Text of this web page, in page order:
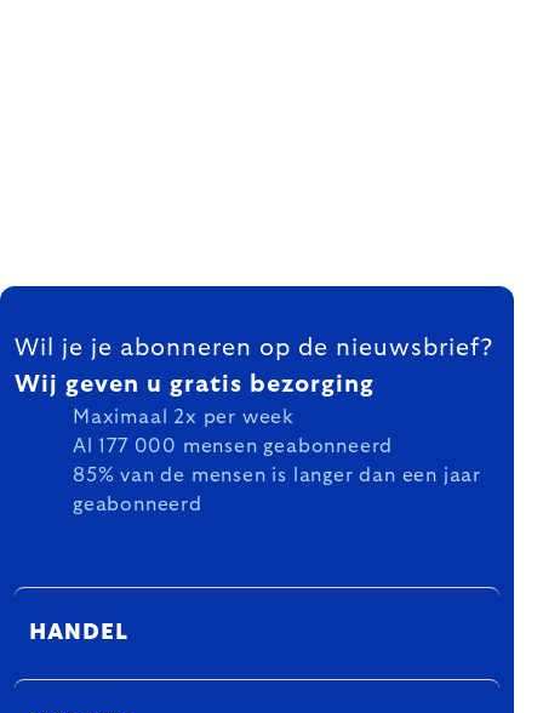
FOOTER
Wil je je abonneren op de nieuwsbrief?
Wij geven u gratis bezorging
Maximaal 2x per week
Al 177 000 mensen geabonneerd
85% van de mensen is langer dan een jaar
geabonneerd
HANDEL